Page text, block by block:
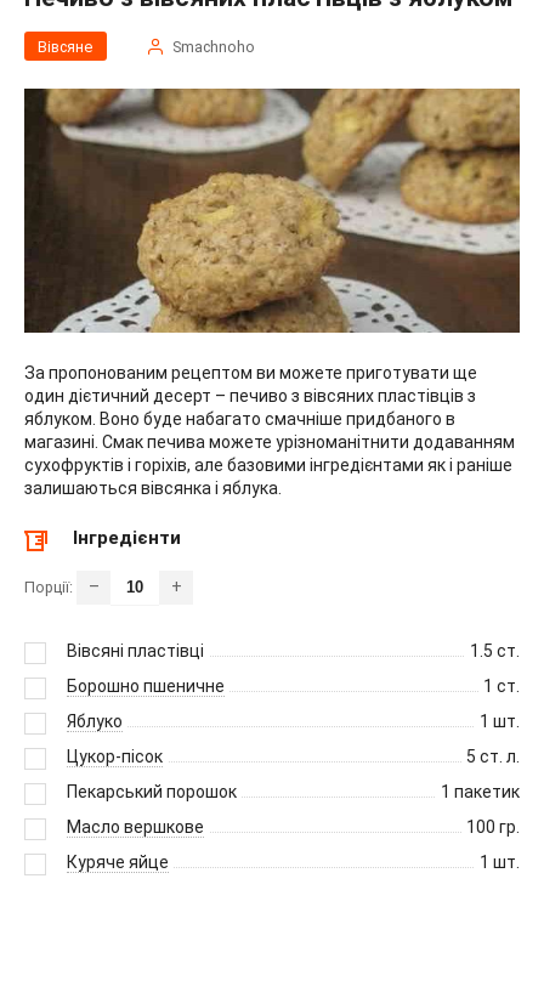
Вівсяне Smachnoho
За пропонованим рецептом ви можете приготувати ще
один дієтичний десерт – печиво з вівсяних пластівців з
яблуком. Воно буде набагато смачніше придбаного в
магазині. Смак печива можете урізноманітнити додаванням
сухофруктів і горіхів, але базовими інгредієнтами як і раніше
залишаються вівсянка і яблука.
Інгредієнти
Порції: – +
Вівсяні пластівці 1.5 ст.
Борошно пшеничне
1 ст.
Яблуко
1 шт.
Цукор-пісок
5 ст. л.
Пекарський порошок
1 пакетик
Масло вершкове
100 гр.
Куряче яйце
1 шт.